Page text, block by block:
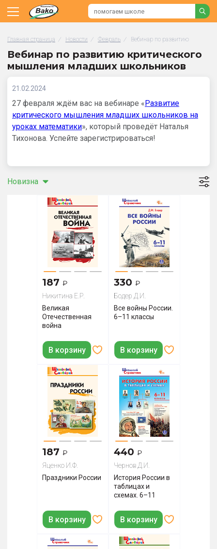
Главная страница / Новости / Февраль / Вебинар по развитию
Вебинар по развитию критического
мышления младших школьников
21.02.2024
27 февраля ждём вас на вебинаре «Развитие
критического мышления младших школьников на
уроках математики», который проведёт Наталья
Тихонова. Успейте зарегистрироваться!
Новизна
187 ₽
Никитина Е.Р.
Великая
Отечественная
война
В корзину
330 ₽
Бодер Д.И.
Все войны России.
6–11 классы
В корзину
187 ₽
Яценко И.Ф.
Праздники России
В корзину
440 ₽
Чернов Д.И.
История Роccии в
таблицах и
схемах. 6–11
В корзину